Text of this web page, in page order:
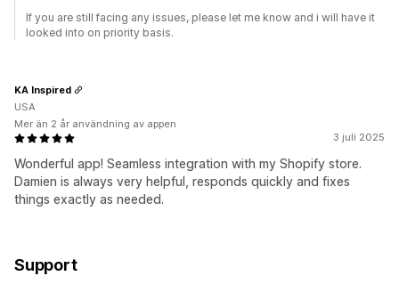
If you are still facing any issues, please let me know and i will have it
looked into on priority basis.
3 juli 2025
Wonderful app! Seamless integration with my Shopify store.
Damien is always very helpful, responds quickly and fixes
things exactly as needed.
KA Inspired
USA
Mer än 2 år användning av appen
Support